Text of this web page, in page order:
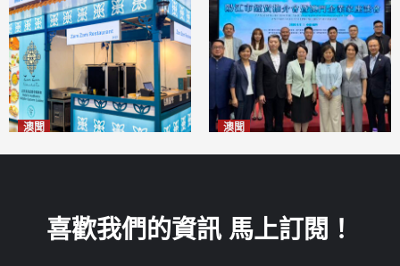
澳聞 澳聞
喜歡我們的資訊 馬上訂閱！